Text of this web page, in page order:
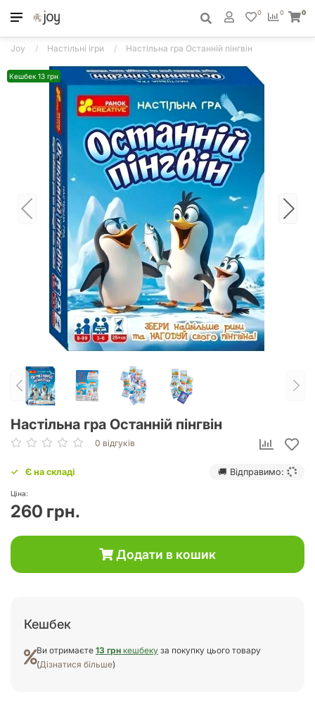
0
0 0
Joy Настільні ігри Настільна гра Останній пінгвін
Кешбек 13 грн
Настільна гра Останній пінгвін
0 відгуків
Є на складі 🚚 Відправимо:
Ціна:
260 грн.
Додати в кошик
Кешбек
Ви отримаєте 13 грн кешбеку за покупку цього товару
(Дізнатися більше)